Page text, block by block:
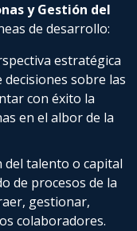
y Gestión del
de desarrollo:
estratégica
decisiones sobre las
con éxito la
en el albor de la
del talento o capital
de procesos de la
gestionar,
colaboradores.